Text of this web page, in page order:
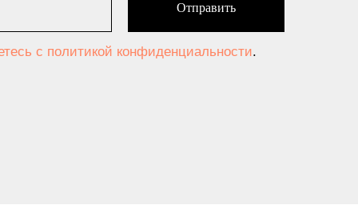
c политикой конфиденциальности.
Отправить